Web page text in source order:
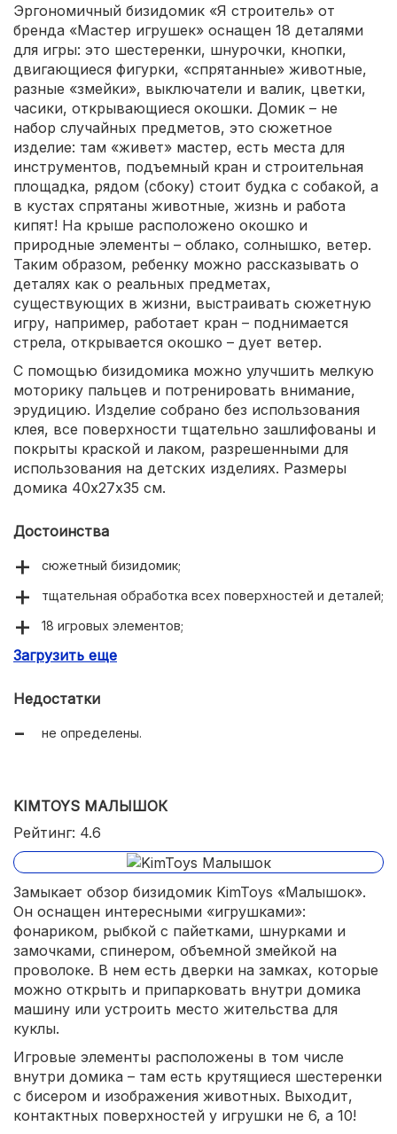
Эргономичный бизидомик «Я строитель» от
бренда «Мастер игрушек» оснащен 18 деталями
для игры: это шестеренки, шнурочки, кнопки,
двигающиеся фигурки, «спрятанные» животные,
разные «змейки», выключатели и валик, цветки,
часики, открывающиеся окошки. Домик – не
набор случайных предметов, это сюжетное
изделие: там «живет» мастер, есть места для
инструментов, подъемный кран и строительная
площадка, рядом (сбоку) стоит будка с собакой, а
в кустах спрятаны животные, жизнь и работа
кипят! На крыше расположено окошко и
природные элементы – облако, солнышко, ветер.
Таким образом, ребенку можно рассказывать о
деталях как о реальных предметах,
существующих в жизни, выстраивать сюжетную
игру, например, работает кран – поднимается
стрела, открывается окошко – дует ветер.
С помощью бизидомика можно улучшить мелкую
моторику пальцев и потренировать внимание,
эрудицию. Изделие собрано без использования
клея, все поверхности тщательно зашлифованы и
покрыты краской и лаком, разрешенными для
использования на детских изделиях. Размеры
домика 40х27х35 см.
Достоинства
сюжетный бизидомик;
тщательная обработка всех поверхностей и деталей;
18 игровых элементов;
развивает эрудицию и внимание, память.
Загрузить еще
Недостатки
не определены.
KIMTOYS МАЛЫШОК
Рейтинг: 4.6
Замыкает обзор бизидомик KimToys «Малышок».
Он оснащен интересными «игрушками»:
фонариком, рыбкой с пайетками, шнурками и
замочками, спинером, объемной змейкой на
проволоке. В нем есть дверки на замках, которые
можно открыть и припарковать внутри домика
машину или устроить место жительства для
куклы.
Игровые элементы расположены в том числе
внутри домика – там есть крутящиеся шестеренки
с бисером и изображения животных. Выходит,
контактных поверхностей у игрушки не 6, а 10!